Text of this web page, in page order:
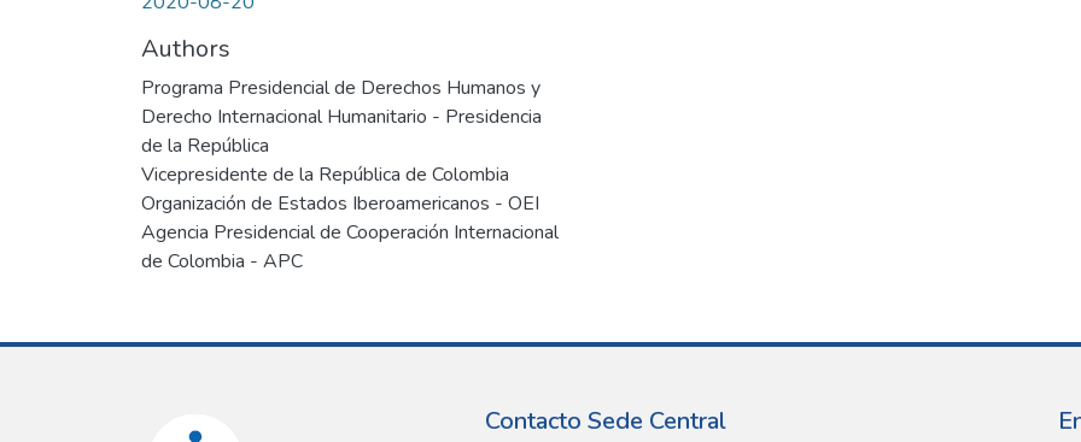
Authors
Programa Presidencial de Derechos Humanos y
Derecho Internacional Humanitario - Presidencia
de la República
Vicepresidente de la República de Colombia
Organización de Estados Iberoamericanos - OEI
Agencia Presidencial de Cooperación Internacional
de Colombia - APC
Contacto Sede Central